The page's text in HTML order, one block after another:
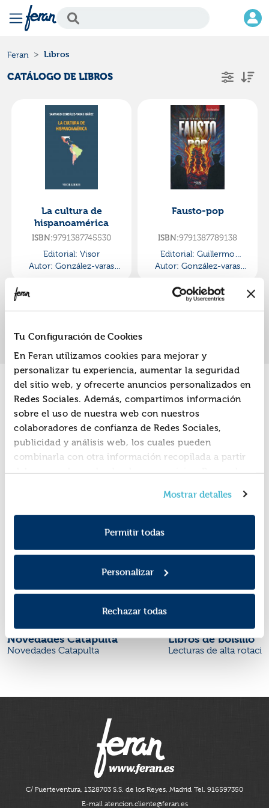
Tu Configuración de Cookies
En Feran utilizamos cookies para mejorar y
personalizar tu experiencia, aumentar la seguridad
del sitio web, y ofrecerte anuncios personalizados en
Redes Sociales. Además, compartimos información
sobre el uso de nuestra web con nuestros
colaboradores de confianza de Redes Sociales,
publicidad y análisis web, los cuales pueden
combinarla con otra información recopilada a partir
del uso que hayas hecho de sus servicios. Recuerda
consentimiento en cualquier momento. Para más
información consulta laPolítica de Cookiesy la
Política de Privacidad.
Mostrar detalles
Permitir todas
Personalizar
Rechazar todas
Feran Libros
CATÁLOGO DE LIBROS
La cultura de
hispanoamérica
ISBN:9791387745530
Editorial: Visor
Autor: González-varas
Fausto-pop
ISBN:9791387789138
Editorial: Guillermo
Escolar
Autor: González-varas
Promociones
Novedades Catapulta
Novedades Catapulta
Libros de bolsillo
Lecturas de alta
C/ Fuerteventura, 1328703 S.S. de los Reyes, Madrid Tel. 916597350
E-mail atencion.cliente@feran.es